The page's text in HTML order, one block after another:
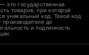
это государственная
товаров, при которой
уникальный код. Такой код
производителя до
и подлинность